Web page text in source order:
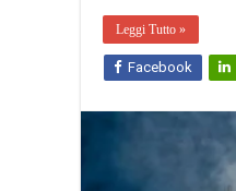
Leggi Tutto »
Facebook